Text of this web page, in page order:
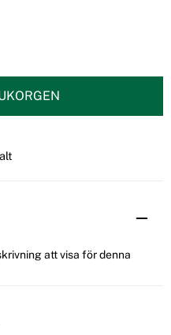
att visa för denna